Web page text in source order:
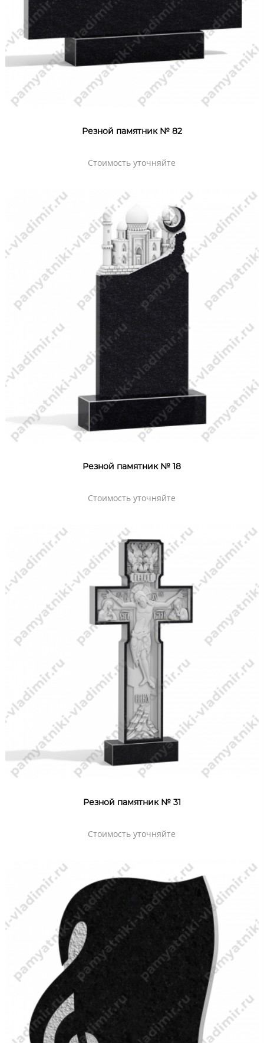
Резной памятник № 82
Стоимость уточняйте
Резной памятник № 18
Стоимость уточняйте
Резной памятник № 31
Стоимость уточняйте